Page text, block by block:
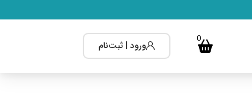
0
ورود | ثبت‌نام